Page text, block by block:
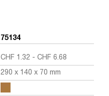
75134
CHF 1.32 - CHF 6.68
290 x 140 x 70 mm